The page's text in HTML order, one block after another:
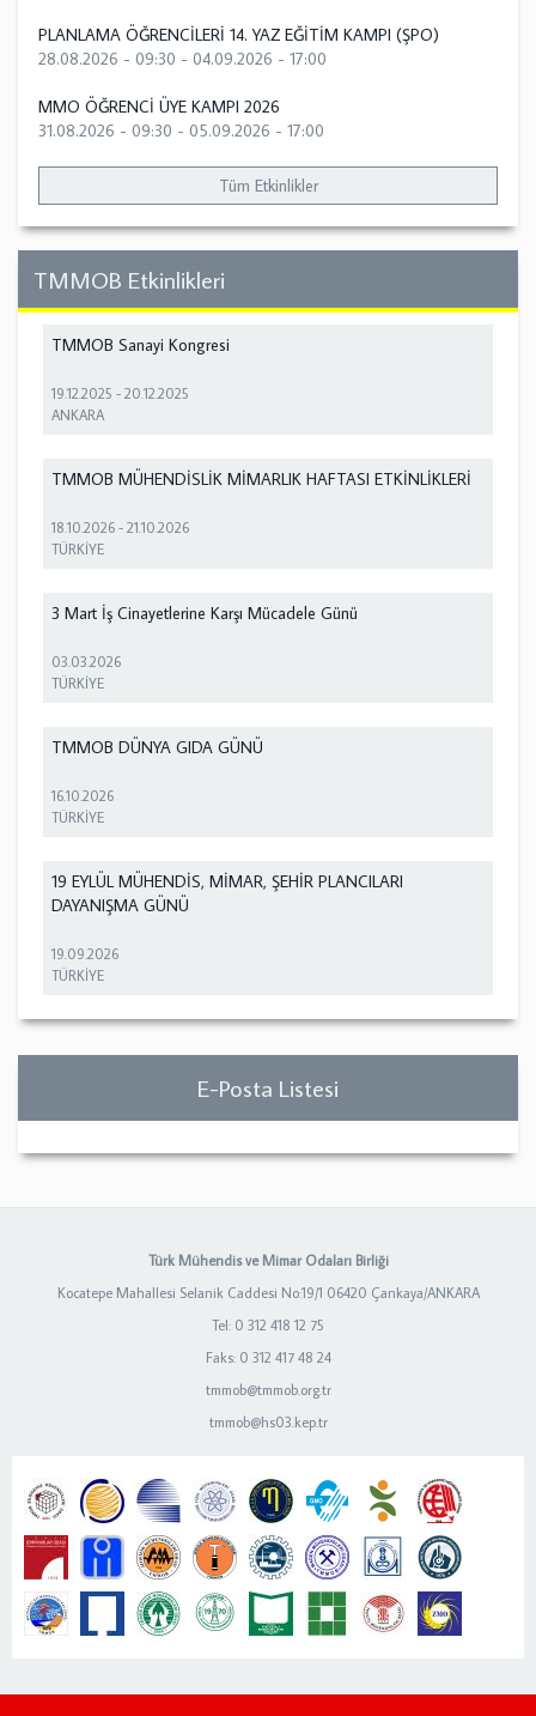
PLANLAMA ÖĞRENCİLERİ 14. YAZ EĞİTİM KAMPI (ŞPO)
28.08.2026 - 09:30 - 04.09.2026 - 17:00
MMO ÖĞRENCİ ÜYE KAMPI 2026
31.08.2026 - 09:30 - 05.09.2026 - 17:00
Tüm Etkinlikler
TMMOB Etkinlikleri
TMMOB Sanayi Kongresi
19.12.2025 -20.12.2025
ANKARA
TMMOB MÜHENDİSLİK MİMARLIK HAFTASI ETKİNLİKLERİ
18.10.2026 -21.10.2026
TÜRKİYE
3 Mart İş Cinayetlerine Karşı Mücadele Günü
03.03.2026
TÜRKİYE
TMMOB DÜNYA GIDA GÜNÜ
16.10.2026
TÜRKİYE
19 EYLÜL MÜHENDİS, MİMAR, ŞEHİR PLANCILARI
DAYANIŞMA GÜNÜ
19.09.2026
TÜRKİYE
E-Posta Listesi
Türk Mühendis ve Mimar Odaları Birliği
Kocatepe Mahallesi Selanik Caddesi No:19/1 06420 Çankaya/ANKARA
Tel: 0 312 418 12 75
Faks: 0 312 417 48 24
tmmob@tmmob.org.tr
tmmob@hs03.kep.tr